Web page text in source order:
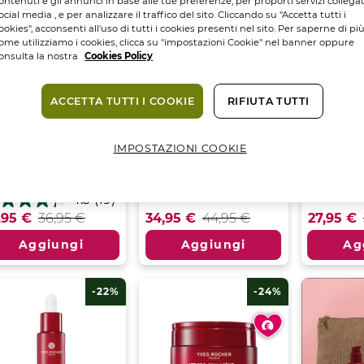
4.3 (19)
€ 36,95 €
Aggiungi
Rughe Intenso...
su
5
stelle.
recensioni
34,95 € 44,95 €
Aggiungi
Anti-
su
5
stelle.
27,95 €
-22% -24%
media , e per analizzare il traffico del sito. Cliccando su "Accetta tutti i
acconsenti all'uso di tutti i cookies presenti nel sito. Per saperne di
utilizziamo i cookies, clicca su "impostazioni Cookie" nel banner oppure
la nostra
Cookies Policy
RIFIUTA TUTTI
ACCETTA TUTTI I COOKIE
IMPOSTAZIONI COOKIE